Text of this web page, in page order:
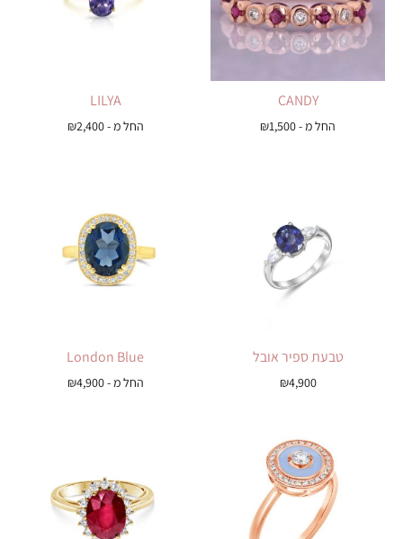
CANDY
החל מ - ₪1,500
LILYA
החל מ - ₪2,400
טבעת ספיר אובל
₪4,900
London Blue
החל מ - ₪4,900